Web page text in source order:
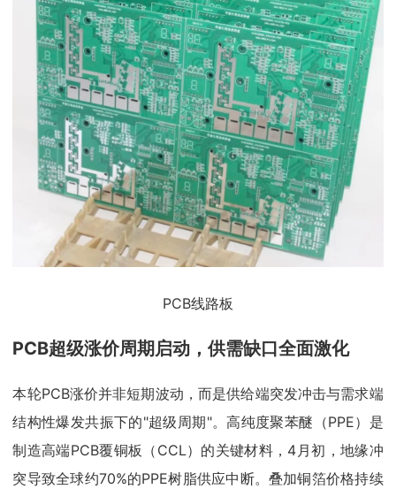
PCB线路板
PCB超级涨价周期启动，供需缺口全面激化
本轮PCB涨价并非短期波动，而是供给端突发冲击与需求端
结构性爆发共振下的"超级周期"。高纯度聚苯醚（PPE）是
制造高端PCB覆铜板（CCL）的关键材料，4月初，地缘冲
突导致全球约70%的PPE树脂供应中断。叠加铜箔价格持续